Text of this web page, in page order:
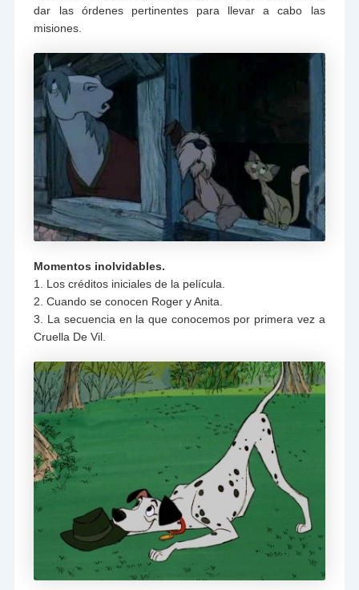
dar las órdenes pertinentes para llevar a cabo las
misiones.
Momentos inolvidables.
1. Los créditos iniciales de la película.
2. Cuando se conocen Roger y Anita.
3. La secuencia en la que conocemos por primera vez a
Cruella De Vil.